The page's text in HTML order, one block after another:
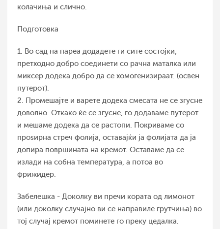
колачиња и слично.
Подготовка
1. Во сад на пареа додадете ги сите состојки,
претходно добро соединети со рачна маталка или
миксер додека добро да се хомогенизираат. (освен
путерот).
2. Промешајте и варете додека смесата не се згусне
доволно. Откако ќе се згусне, го додаваме путерот
и мешаме додека да се растопи. Покриваме со
проѕирна стреч фолија, оставајќи ја фолијата да ја
допира површината на кремот. Оставаме да се
излади на собна температура, а потоа во
фрижидер.
Забелешка - Доколку ви пречи кората од лимонот
(или доколку случајно ви се направиле грутчиња) во
тој случај кремот поминете го преку цедалка.